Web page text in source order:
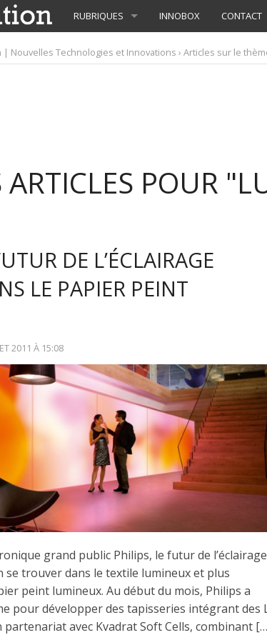
RUBRIQUES INNOBOX CONTACT
| Nouvelles Technologies et Innovations › Articles sur le
ARTICLES POUR
DE L’ÉCLAIRAGE
LE PAPIER PEINT
2011 À 15:08
grand public Philips, le futur de l’éclairage
trouver dans le textile lumineux et plus
peint lumineux. Au début du mois, Philips a
pour développer des tapisseries intégrant des
partenariat avec Kvadrat Soft Cells, combinant